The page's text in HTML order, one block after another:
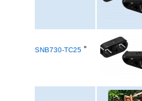
SNB730-TC25 °